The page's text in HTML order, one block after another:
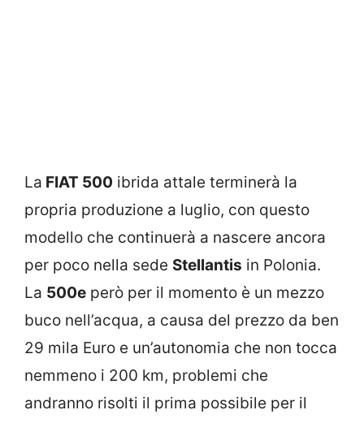
La FIAT 500 ibrida attale terminerà la
propria produzione a luglio, con questo
modello che continuerà a nascere ancora
per poco nella sede Stellantis in Polonia.
La 500e però per il momento è un mezzo
buco nell’acqua, a causa del prezzo da ben
29 mila Euro e un’autonomia che non tocca
nemmeno i 200 km, problemi che
andranno risolti il prima possibile per il